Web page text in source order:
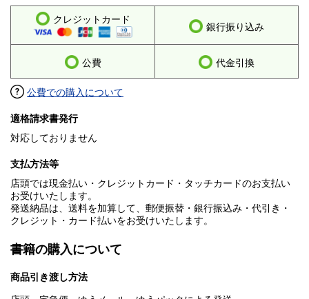
クレジットカード
銀行振り込み
公費 代金引換
公費での購入について
適格請求書発行
対応しておりません
支払方法等
店頭では現金払い・クレジットカード・タッチカードのお支払い
お受けいたします。
発送納品は、送料を加算して、郵便振替・銀行振込み・代引き・
クレジット・カード払いをお受けいたします。
書籍の購入について
商品引き渡し方法